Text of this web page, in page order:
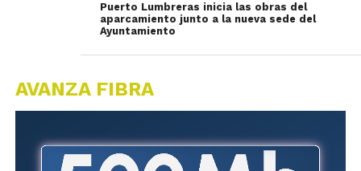
Puerto Lumbreras inicia las obras del
aparcamiento junto a la nueva sede del
Ayuntamiento
AVANZA FIBRA